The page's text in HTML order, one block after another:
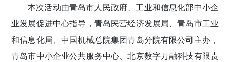
本次活动由青岛市人民政府、工业和信息化部中小企
业发展促进中心指导，青岛民营经济发展局、青岛市工业
和信息化局、中国机械总院集团青岛分院有限公司主办，
青岛市中小企业公共服务中心、北京数字万融科技有限责